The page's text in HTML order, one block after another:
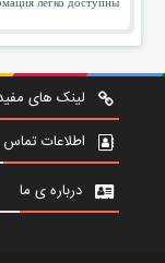
легко доступны . . .
لینک های
اطلاعات تماس
درباره ی ما